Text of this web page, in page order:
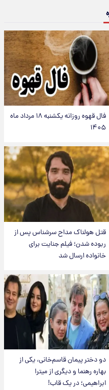
فال قهوه روزانه یکشنبه ۱۸ مرداد ماه
۱۴۰۵
قتل هولناک مداح سرشناس پس از
ربوده شدن؛ فیلم جنایت برای
خانواده ارسال شد
دو دختر پیمان قاسم‌خانی، یکی از
بهاره رهنما و دیگری از میترا
ابراهیمی؛ در یک قاب!